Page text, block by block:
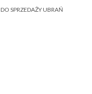
SPRZEDAŻY UBRAŃ